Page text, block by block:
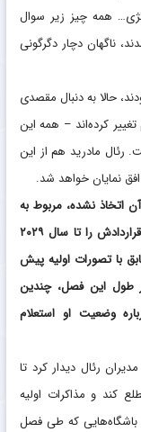
همه چیز زیر سوال
ناگهان دچار دگرگونی
حالا به دنبال مقصدی
کرده‌اند – همه این‌
رئال مادرید هم از این
نمایان خواهد شد.
اتخاذ نشده، مربوط به
آندری لونین است. این دروازه‌بان تابستان گذشته قراردادش را تا سال ۲۰۲۹
با تصورات اولیه پیش
طول این فصل، چندین
وضعیت او استعلام
رئال دیدار کرد تا
کند و مذاکرات اولیه
باشگاه‌هایی که طی فصل